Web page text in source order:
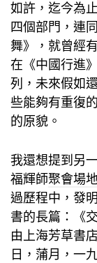
如許，迄今為
四個部門，連
舞》，就曾經
在《中國行進
列，未來假如
些能夠有重復
的原貌。
我還想提到另
福輝師聚會場
過歷程中，發
書的長篇：《
由上海芳草書
日，蒲月，一